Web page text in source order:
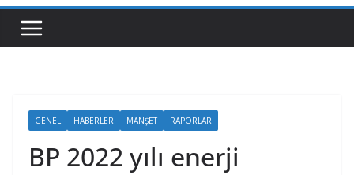
GENEL HABERLER MANŞET RAPORLAR
BP 2022 yılı enerji